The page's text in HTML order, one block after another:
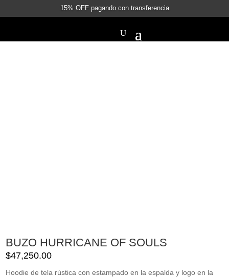
15% OFF pagando con transferencia
BUZO HURRICANE OF SOULS
$47,250.00
Hoodie de tela rústica con estampado en la espalda y logo en la